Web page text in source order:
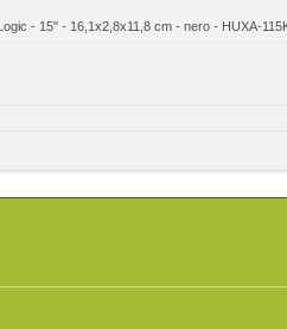
- 15" - 16,1x2,8x11,8 cm - nero - HUXA-